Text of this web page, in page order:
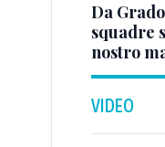
Da
squadre
nostro
VIDEO